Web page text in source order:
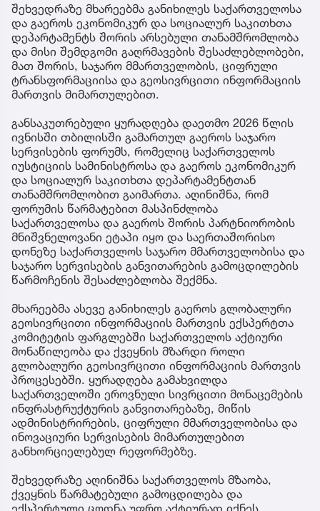
შეხვედრაზე მხარეებმა განიხილეს საქართველოსა
და გაეროს ეკონომიკურ და სოციალურ საკითხთა
დეპარტამენტს შორის არსებული თანამშრომლობა
და მისი შემდგომი გაღრმავების შესაძლებლობები,
მათ შორის, საჯარო მმართველობის, ციფრული
ტრანსფორმაციისა და გეოსივრცითი ინფორმაციის
მართვის მიმართულებით.
განსაკუთრებული ყურადღება დაეთმო 2026 წლის
ივნისში თბილისში გამართულ გაეროს საჯარო
სერვისების ფორუმს, რომელიც საქართველოს
იუსტიციის სამინისტროსა და გაეროს ეკონომიკურ
და სოციალურ საკითხთა დეპარტამენტთან
თანამშრომლობით გაიმართა. აღინიშნა, რომ
ფორუმის წარმატებით მასპინძლობა
საქართველოსა და გაეროს შორის პარტნიორობის
მნიშვნელოვანი ეტაპი იყო და საერთაშორისო
დონეზე საქართველოს საჯარო მმართველობისა და
საჯარო სერვისების განვითარების გამოცდილების
წარმოჩენის შესაძლებლობა შექმნა.
მხარეებმა ასევე განიხილეს გაეროს გლობალური
გეოსივრცითი ინფორმაციის მართვის ექსპერტთა
კომიტეტის ფარგლებში საქართველოს აქტიური
მონაწილეობა და ქვეყნის მზარდი როლი
გლობალური გეოსივრცითი ინფორმაციის მართვის
პროცესებში. ყურადღება გამახვილდა
საქართველოში ეროვნული სივრცითი მონაცემების
ინფრასტრუქტურის განვითარებაზე, მიწის
ადმინისტრირების, ციფრული მმართველობისა და
ინოვაციური სერვისების მიმართულებით
განხორციელებულ რეფორმებზე.
შეხვედრაზე აღინიშნა საქართველოს მზაობა,
ქვეყნის წარმატებული გამოცდილება და
ექსპერტული ცოდნა უფრო აქტიურად იქნეს